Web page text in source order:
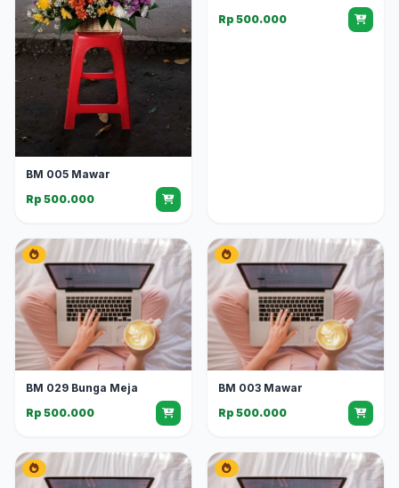
BM 005 Mawar
Rp 500.000
Rp 500.000
BM 029 Bunga Meja
Rp 500.000
BM 003 Mawar
Rp 500.000